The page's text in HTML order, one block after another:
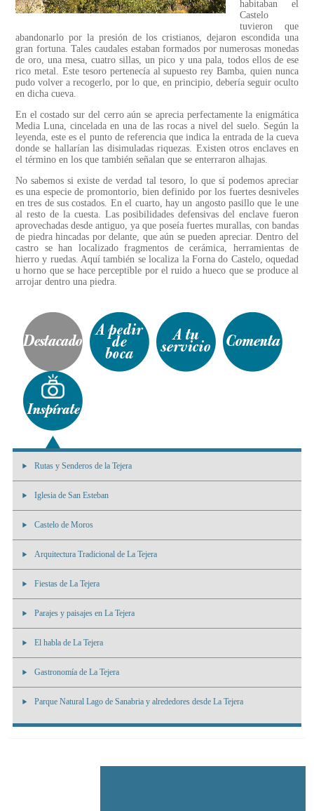
habitaban el
Castelo
tuvieron que
abandonarlo por la presión de los cristianos, dejaron escondida una
gran fortuna. Tales caudales estaban formados por numerosas monedas
de oro, una mesa, cuatro sillas, un pico y una pala, todos ellos de ese
rico metal. Este tesoro pertenecía al supuesto rey Bamba, quien nunca
pudo volver a recogerlo, por lo que, en principio, debería seguir oculto
en dicha cueva.
En el costado sur del cerro aún se aprecia perfectamente la enigmática
Media Luna, cincelada en una de las rocas a nivel del suelo. Según la
leyenda, este es el punto de referencia que indica la entrada de la cueva
donde se hallarían las disimuladas riquezas. Existen otros enclaves en
el término en los que también señalan que se enterraron alhajas.
No sabemos si existe de verdad tal tesoro, lo que sí podemos apreciar
es una especie de promontorio, bien definido por los fuertes desniveles
en tres de sus costados. En el cuarto, hay un angosto pasillo que le une
al resto de la cuesta. Las posibilidades defensivas del enclave fueron
aprovechadas desde antiguo, ya que poseía fuertes murallas, con bandas
de piedra hincadas por delante, que aún se pueden apreciar. Dentro del
castro se han localizado fragmentos de cerámica, herramientas de
hierro y ruedas. Aquí también se localiza la Forna do Castelo, oquedad
u horno que se hace perceptible por el ruido a hueco que se produce al
arrojar dentro una piedra.
Rutas y Senderos de la Tejera
Iglesia de San Esteban
Castelo de Moros
Arquitectura Tradicional de La Tejera
Fiestas de La Tejera
Parajes y paisajes en La Tejera
El habla de La Tejera
Gastronomía de La Tejera
Parque Natural Lago de Sanabria y alrededores desde La Tejera